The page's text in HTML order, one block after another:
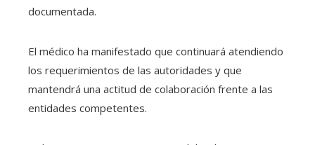
documentada.
El médico ha manifestado que continuará atendiendo
los requerimientos de las autoridades y que
mantendrá una actitud de colaboración frente a las
entidades competentes.